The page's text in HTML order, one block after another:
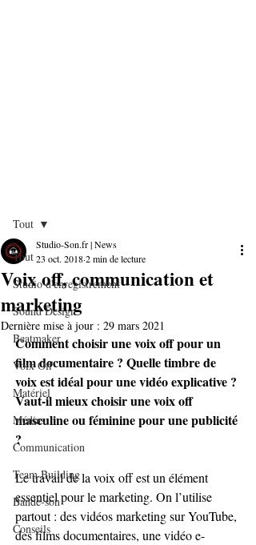
Tout
Studio d'enregistrement
Sound Design
Beatmaker
Voix Off
Matériel
Médias
Communication
Team Building
Bande-son
Conseils
Tout
Voix off, communication et
marketing
Studio-Son.fr | News
23 oct. 20182 min de lecture
Dernière mise à jour : 29 mars 2021
Comment choisir une voix off pour un
film documentaire ? Quelle timbre de
voix est idéal pour une vidéo explicative ?
Vaut-il mieux choisir une voix off
masculine ou féminine pour une publicité
?
Le travail de la voix off est un élément
essentiel pour le marketing. On l’utilise
partout : des vidéos marketing sur YouTube,
des films documentaires, une vidéo e-